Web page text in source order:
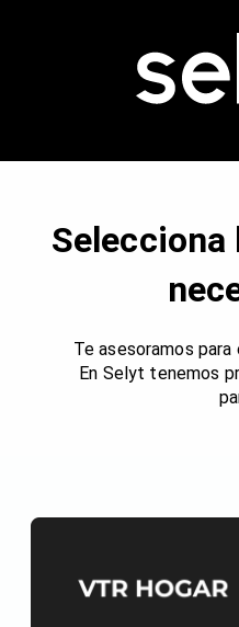
Selecciona
Te asesoramos
En Selyt tenemos